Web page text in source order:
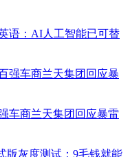
语：AI人工智能已可替
车商兰天集团回应暴雷